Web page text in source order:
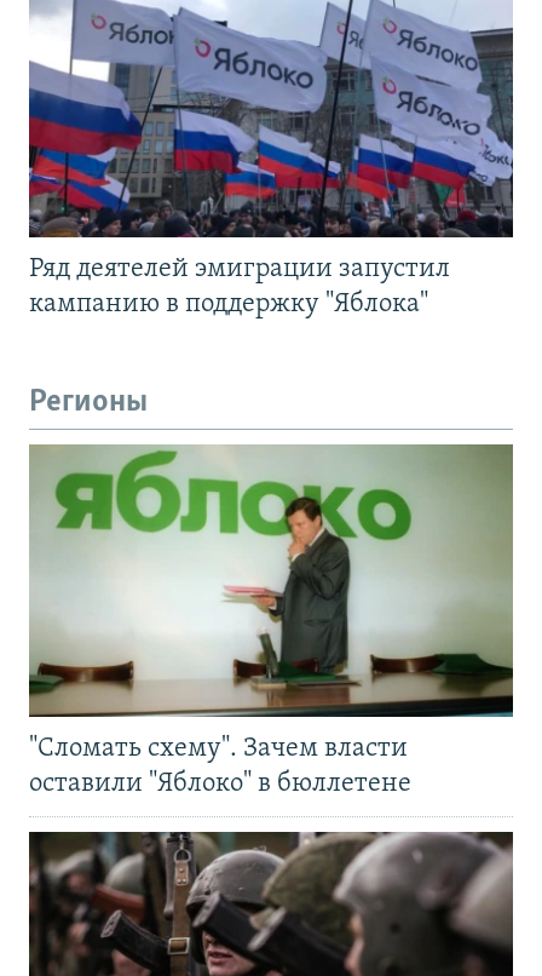
Ряд деятелей эмиграции запустил
кампанию в поддержку "Яблока"
Регионы
"Сломать схему". Зачем власти
оставили "Яблоко" в бюллетене